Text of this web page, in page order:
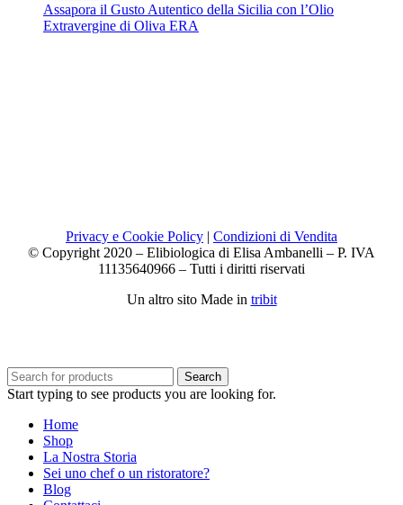
Assapora il Gusto Autentico della Sicilia con l’Olio
Extravergine di Oliva ERA
Privacy e Cookie Policy | Condizioni di Vendita
© Copyright 2020 – Elibiologica di Elisa Ambanelli – P. IVA
11135640966 – Tutti i diritti riservati
Un altro sito Made in tribit
Search
Start typing to see products you are looking for.
Home
Shop
La Nostra Storia
Sei uno chef o un ristoratore?
Blog